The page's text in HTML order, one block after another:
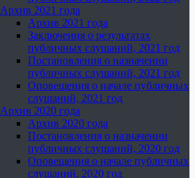
Архив 2021 года
Архив 2021 года
Заключения о результатах
публичных слушаний, 2021 год
Постановления о назначении
публичных слушаний, 2021 год
Оповещения о начале публичных
слушаний, 2021 год
Архив 2020 года
Архив 2020 года
Постановления о назначении
публичных слушаний, 2020 год
Оповещения о начале публичных
слушаний, 2020 год